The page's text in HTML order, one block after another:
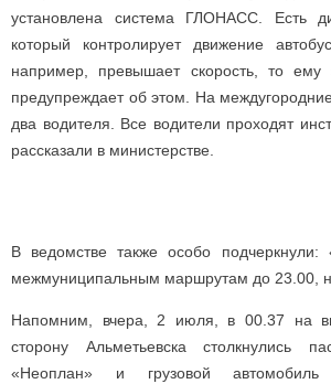
установлена система ГЛОНАСС. Есть
который контролирует движение
например, превышает скорость, то ему
предупреждает об этом. На
два водителя. Все водители проходят
рассказали в министерстве.
В ведомстве также особо подчеркнули:
межмуниципальным маршрутам до 23.00,
Напомним, вчера, 2 июля, в 00.37 на
сторону Альметьевска столкнулись
«Неоплан» и грузовой